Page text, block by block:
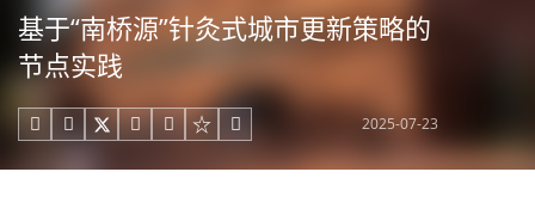
基于“南桥源”针灸式城市更新策略的
节点实践
     2025-07-23